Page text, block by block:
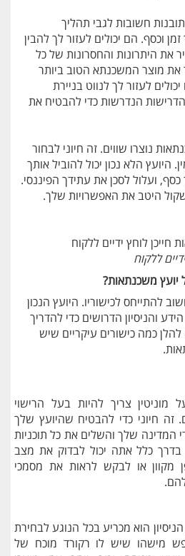
חשובות לגבי תהליך
וכסף. הם יכולים לעזור לך להבין
את היתרונות והחסרונות של כל
את מוצר המשכנתא הטוב ביותר
לעזור לך לנווט בניירת
הנדרשות כדי להבטיח את
נוצרו שווים. זה חיוני לבחור
היועץ הלא נכון יכול להוביל אותך
ועלול לסכן את עתידך הפיננסי.
היטב את האפשרויות שלך.
ללקוח
יועץ משכנתאות?
להתייחס לכישוריו. היועץ הנכון
והניסיון הדרושים כדי להדריך
כמה כישורים עיקריים שיש
מוניטין צריך להיות בעל הרישוי
זה חיוני כדי להבטיח שהיועץ שלך
המדינה שלך והשלים את כל תוכניות
כלל אתה יכול לבדוק את מצב
מקוון או לבקש לראות את מסמכי
הניסיון הוא מכריע בכל הנוגע לבחירת
מישהו שיש לו רקורד מוכח של